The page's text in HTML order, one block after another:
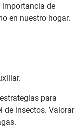
importancia de
en nuestro hogar.
para
de insectos. Valorar